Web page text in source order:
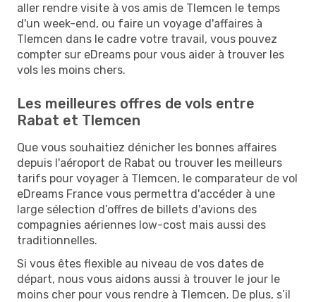
aller rendre visite à vos amis de Tlemcen le temps
d'un week-end, ou faire un voyage d'affaires à
Tlemcen dans le cadre votre travail, vous pouvez
compter sur eDreams pour vous aider à trouver les
vols les moins chers.
Les meilleures offres de vols entre
Rabat et Tlemcen
Que vous souhaitiez dénicher les bonnes affaires
depuis l'aéroport de Rabat ou trouver les meilleurs
tarifs pour voyager à Tlemcen, le comparateur de vol
eDreams France vous permettra d'accéder à une
large sélection d’offres de billets d'avions des
compagnies aériennes low-cost mais aussi des
traditionnelles.
Si vous êtes flexible au niveau de vos dates de
départ, nous vous aidons aussi à trouver le jour le
moins cher pour vous rendre à Tlemcen. De plus, s’il